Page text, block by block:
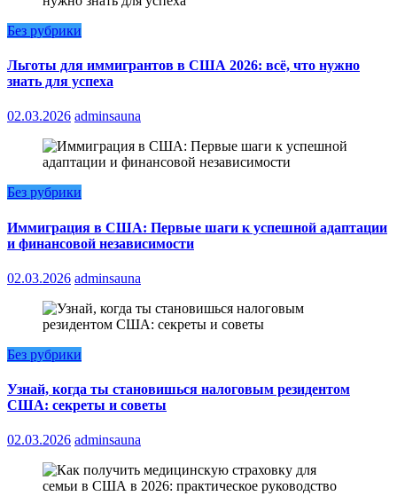
Без рубрики
Льготы для иммигрантов в США 2026: всё, что нужно
знать для успеха
02.03.2026 adminsauna
Без рубрики
Иммиграция в США: Первые шаги к успешной адаптации
и финансовой независимости
02.03.2026 adminsauna
Без рубрики
Узнай, когда ты становишься налоговым резидентом
США: секреты и советы
02.03.2026 adminsauna